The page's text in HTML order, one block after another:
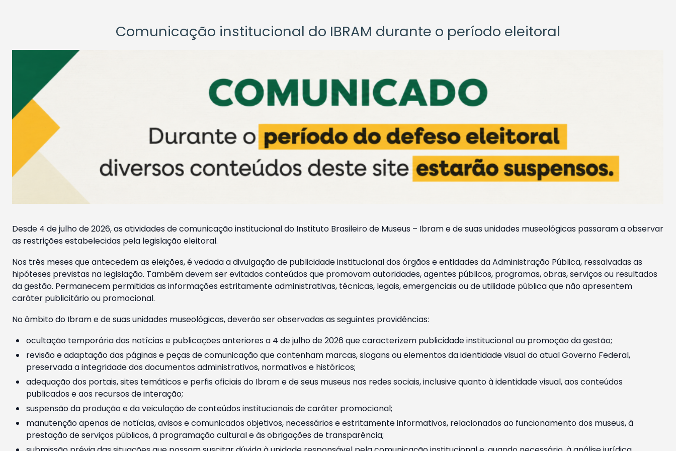
Comunicação institucional do IBRAM durante o período eleitoral
Desde 4 de julho de 2026, as atividades de comunicação institucional do Instituto Brasileiro de Museus – Ibram e de suas unidades museológicas passaram a observar
as restrições estabelecidas pela legislação eleitoral.
Nos três meses que antecedem as eleições, é vedada a divulgação de publicidade institucional dos órgãos e entidades da Administração Pública, ressalvadas as
hipóteses previstas na legislação. Também devem ser evitados conteúdos que promovam autoridades, agentes públicos, programas, obras, serviços ou resultados
da gestão. Permanecem permitidas as informações estritamente administrativas, técnicas, legais, emergenciais ou de utilidade pública que não apresentem
caráter publicitário ou promocional.
No âmbito do Ibram e de suas unidades museológicas, deverão ser observadas as seguintes providências:
ocultação temporária das notícias e publicações anteriores a 4 de julho de 2026 que caracterizem publicidade institucional ou promoção da gestão;
revisão e adaptação das páginas e peças de comunicação que contenham marcas, slogans ou elementos da identidade visual do atual Governo Federal,
preservada a integridade dos documentos administrativos, normativos e históricos;
adequação dos portais, sites temáticos e perfis oficiais do Ibram e de seus museus nas redes sociais, inclusive quanto à identidade visual, aos conteúdos
publicados e aos recursos de interação;
suspensão da produção e da veiculação de conteúdos institucionais de caráter promocional;
manutenção apenas de notícias, avisos e comunicados objetivos, necessários e estritamente informativos, relacionados ao funcionamento dos museus, à
prestação de serviços públicos, à programação cultural e às obrigações de transparência;